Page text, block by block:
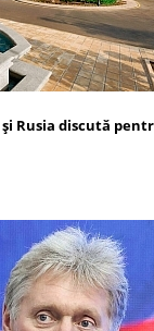
Rusia discută